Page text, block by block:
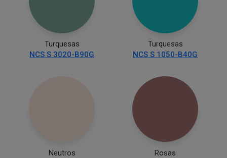
Turquesas
NCS S 3020-B90G
Turquesas
NCS S 1050-B40G
Neutros Rosas